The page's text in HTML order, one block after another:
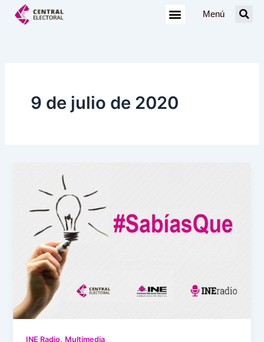
Menú
9 de julio de 2020
INE Radio, Multimedia